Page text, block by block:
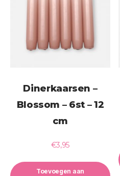
Dinerkaarsen –
Blossom – 6st – 12
cm
€3,95
Toevoegen aan